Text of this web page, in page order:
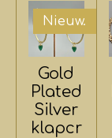
Nieuw.
Gold
Plated
Silver
klapcr